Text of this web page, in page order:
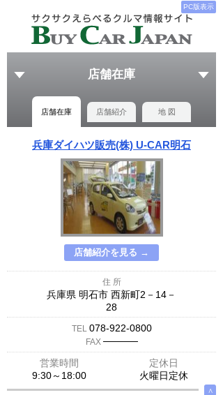
PC版表示
店舗在庫
店舗在庫 店舗紹介 地 図
兵庫ダイハツ販売(株) U-CAR明石
店舗紹介を見る →
住 所
兵庫県 明石市 西新町2－14－
28
TEL 078-922-0800
FAX ─────
営業時間
定休日
9:30～18:00
火曜日定休
∧